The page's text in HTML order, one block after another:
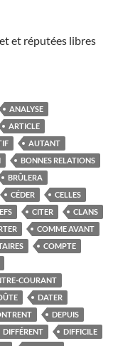
et réputées libres
ANALYSE
ARTICLE
AUTANT
BONNES RELATIONS
BRÛLERA
CÉDER
CELLES
CITER
CLANS
COMME AVANT
COMPTE
COURANT
DATER
DEPUIS
DIFFÉRENT
DIFFICILE